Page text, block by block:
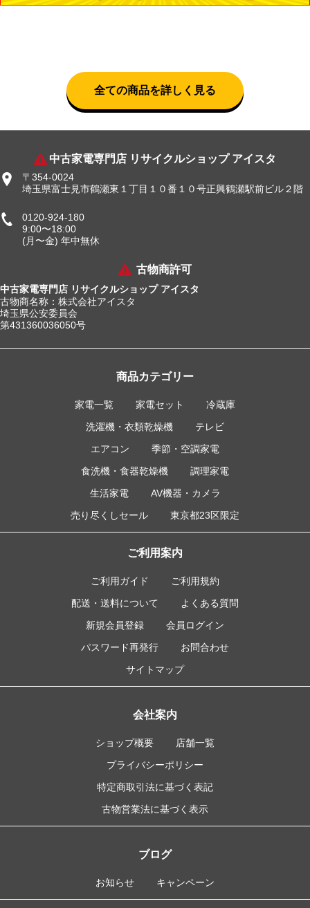
全ての商品を詳しく見る
中古家電専門店 リサイクルショップ アイスタ
〒354-0024
埼玉県富士見市鶴瀬東１丁目１０番１０号正興鶴瀬駅前ビル２階
0120-924-180
9:00〜18:00
(月〜金) 年中無休
古物商許可
中古家電専門店 リサイクルショップ アイスタ
古物商名称：株式会社アイスタ
埼玉県公安委員会
第431360036050号
商品カテゴリー
家電一覧 家電セット
冷蔵庫
洗濯機・衣類乾燥機
テレビ
エアコン
季節・空調家電
食洗機・食器乾燥機
調理家電
生活家電
AV機器・カメラ
売り尽くしセール
東京都23区限定
ご利用案内
ご利用ガイド
ご利用規約
配送・送料について
よくある質問
新規会員登録
会員ログイン
パスワード再発行
お問合わせ
サイトマップ
会社案内
ショップ概要
店舗一覧
プライバシーポリシー
特定商取引法に基づく表記
古物営業法に基づく表示
ブログ
お知らせ キャンペーン